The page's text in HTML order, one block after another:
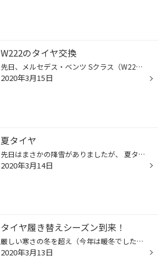
W222のタイヤ交換
先日、メルセデス・ベンツ Sクラス（W222）のタイヤ交換とアライメントを実施いたしました。 こちらは純正でランフラットタイヤが装着されているお車になります。 ということで、認証タイヤである 「POTENZA S001 RFT MOE」を装着！！ 認証タイヤって何という声が聞こえてきそうですが・・・ 認証タ...
2020年3月15日
夏タイヤ
先日はまさかの降雪がありましたが、 夏タイヤへの脱着がどんどん始まっております。 脱着の中で夏タイヤの溝がないことも多々あります・・・。 これからのシーズン安心してお乗り頂くためにも、しっかりタイヤの点検も行わせて頂きますので、 お気軽にお問い合わせください！ タイヤ、ホイール、ア...
2020年3月14日
タイヤ履き替えシーズン到来！
厳しい寒さの冬を超え（今年は暖冬でしたが…）、春の足音が聞こえてきました！！ それに伴い、当店ではタイヤ履き替えのお客様が多くご来店されています！ 3月から徐々に予約も増えてきていますので、 スタッドレスタイヤからノーマルタイヤへの履き替えをご希望のお客様はお早めに！！ タイヤ、ホ...
2020年3月13日